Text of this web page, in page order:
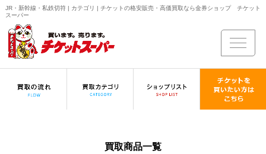
JR・新幹線・私鉄切符 | カテゴリ | チケットの格安販売・高価買取なら金券ショップ チケット
スーパー
買取商品一覧